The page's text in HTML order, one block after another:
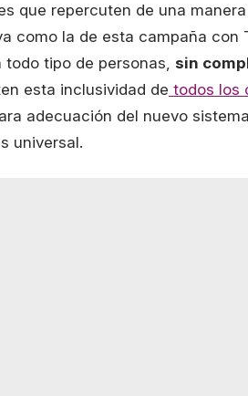
que repercuten de una
como la de esta campaña con
todo tipo de personas, sin
esta inclusividad de todos los
adecuación del nuevo
universal.